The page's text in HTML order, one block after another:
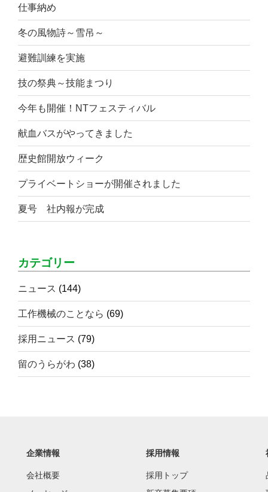
仕事納め
冬の風物詩～雪吊～
避難訓練を実施
技の祭典～技能まつり
今年も開催！NTフェスティバル
献血バスがやってきました
歴史館開放ウィーク
プライベートショーが開催されました
夏号 社内報が完成
カテゴリー
ニュース (144)
工作機械のことなら (69)
採用ニュース (79)
留のうらがわ (38)
企業情報
会社概要
採用情報
採用トップ